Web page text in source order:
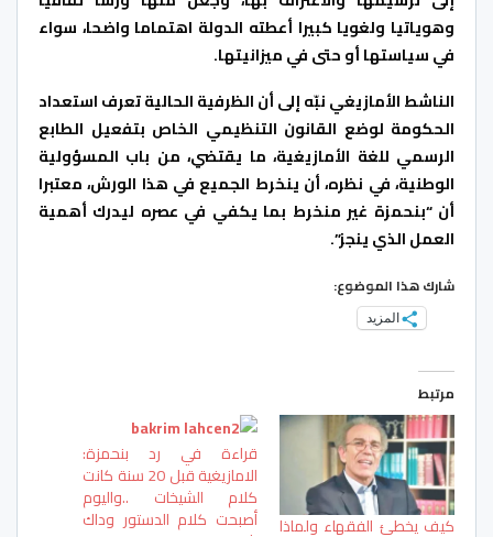
وهوياتيا ولغويا كبيرا أعطته الدولة اهتماما واضحا، سواء
في سياستها أو حتى في ميزانيتها.
الناشط الأمازيغي نبّه إلى أن الظرفية الحالية تعرف استعداد
الحكومة لوضع القانون التنظيمي الخاص بتفعيل الطابع
الرسمي للغة الأمازيغية، ما يقتضي، من باب المسؤولية
الوطنية، في نظره، أن ينخرط الجميع في هذا الورش، معتبرا
أن “بنحمزة غير منخرط بما يكفي في عصره ليدرك أهمية
العمل الذي ينجز”.
شارك هذا الموضوع:
المزيد
مرتبط
كيف يخطئ الفقهاء ولماذا
قراءة في رد بنحمزة:
الامازيغية قبل 20 سنة كانت
كلام الشيخات ..واليوم
أصبحت كلام الدستور وداك